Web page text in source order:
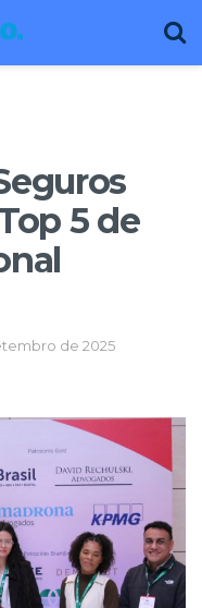
5 de
de 2025